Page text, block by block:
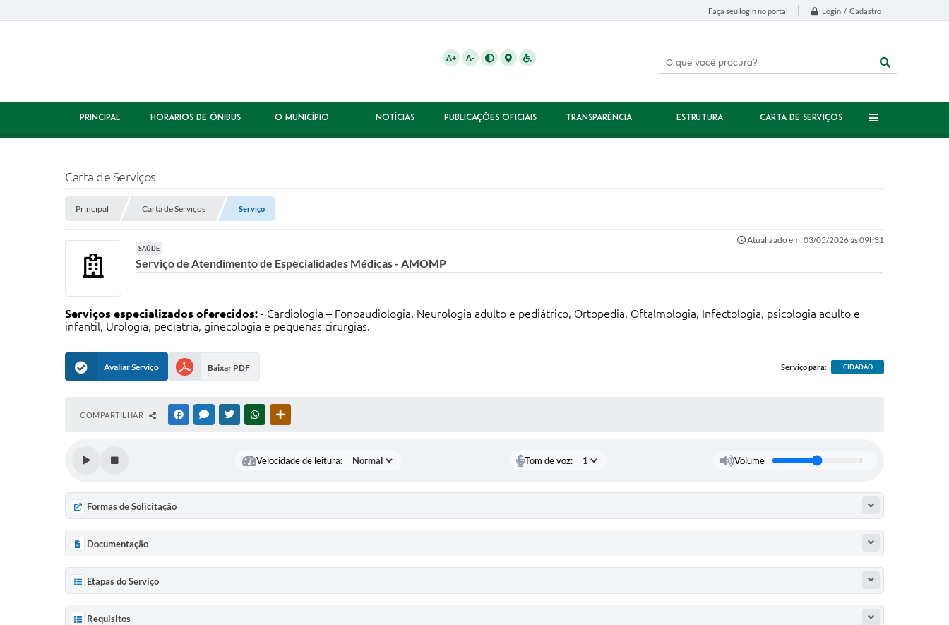
Faça seu login no portal Login / Cadastro
A+ A-
PRINCIPAL HORÁRIOS DE ÔNIBUS O MUNICÍPIO NOTÍCIAS PUBLICAÇÕES OFICIAIS TRANSPARÊNCIA ESTRUTURA CARTA DE SERVIÇOS
Carta de Serviços
Principal Carta de Serviços Serviço
Atualizado em: 03/05/2026 às 09h31
SAÚDE
Serviço de Atendimento de Especialidades Médicas - AMOMP
Serviços especializados oferecidos: - Cardiologia – Fonoaudiologia, Neurologia adulto e pediátrico, Ortopedia, Oftalmologia, Infectologia, psicologia adulto e
infantil, Urologia, pediatria, ginecologia e pequenas cirurgias.
Avaliar Serviço Baixar PDF Serviço para: CIDADÃO
COMPARTILHAR FACEBOOKMESSENGER
TWITTERWHATSAPP
Velocidade de leitura: Tom de voz: Volume
Formas de Solicitação
Documentação
Etapas do Serviço
Requisitos